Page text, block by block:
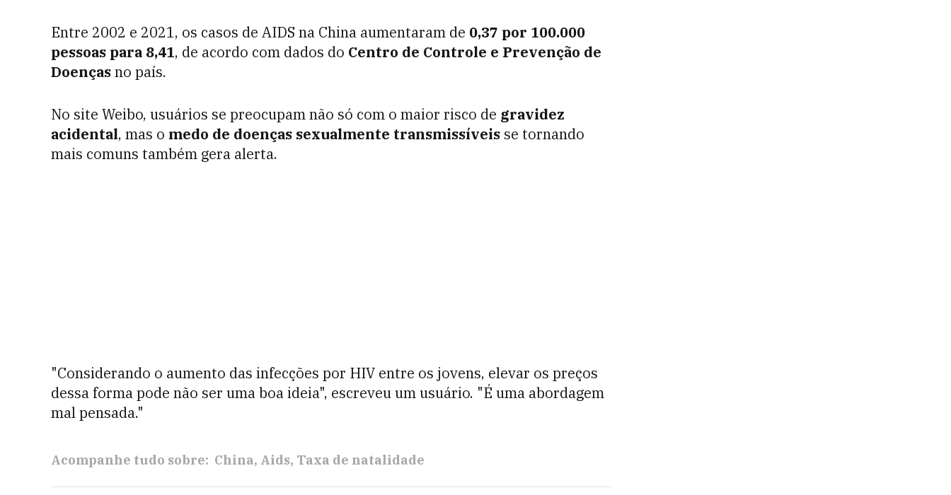
Entre 2002 e 2021, os casos de AIDS na China aumentaram de 0,37 por 100.000
pessoas para 8,41, de acordo com dados do Centro de Controle e Prevenção de
Doençasno país.
No site Weibo, usuários se preocupam não só com o maior risco de gravidez
acidental, mas o medo de doenças sexualmente transmissíveis se tornando
mais comuns também gera alerta.
"Considerando o aumento das infecções por HIV entre os jovens, elevar os preços
dessa forma pode não ser uma boa ideia", escreveu um usuário. "É uma abordagem
mal pensada."
Acompanhe tudo sobre: China Aids Taxa de natalidade